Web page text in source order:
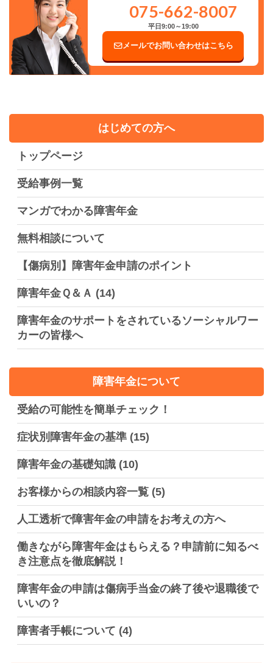
はじめての方へ
トップページ
受給事例一覧
マンガでわかる障害年金
無料相談について
【傷病別】障害年金申請のポイント
障害年金Ｑ＆Ａ (14)
障害年金のサポートをされているソーシャルワー
カーの皆様へ
障害年金について
受給の可能性を簡単チェック！
症状別障害年金の基準 (15)
障害年金の基礎知識 (10)
お客様からの相談内容一覧 (5)
人工透析で障害年金の申請をお考えの方へ
働きながら障害年金はもらえる？申請前に知るべ
き注意点を徹底解説！
障害年金の申請は傷病手当金の終了後や退職後で
いいの？
障害者手帳について (4)
075-662-8007
平日9:00～19:00
メールでお問い合わせはこちら